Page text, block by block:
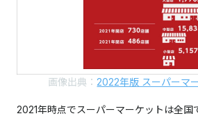
画像出典： 2022年版 スーパーマ
2021年時点でスーパーマーケットは全